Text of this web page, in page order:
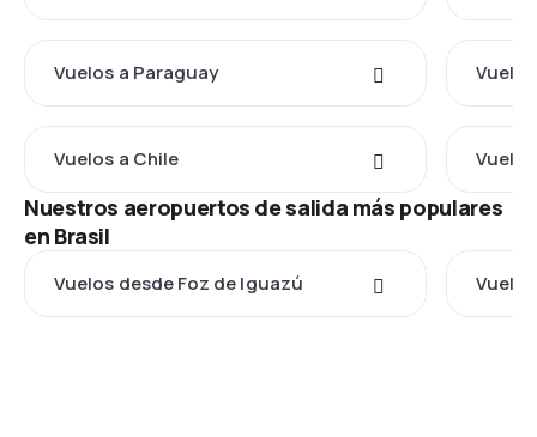
Vuelos a Paraguay
Vuelos a Chile
Nuestros aeropuertos de salida más populares
en Brasil
Vuelos desde Foz de Iguazú